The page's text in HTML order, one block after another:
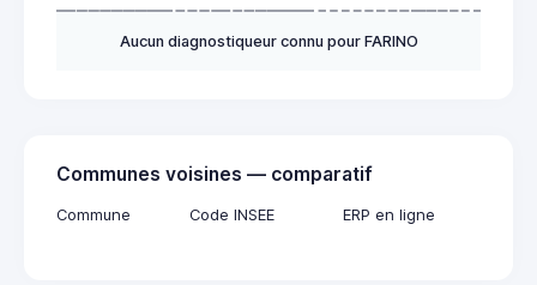
Aucun diagnostiqueur connu pour FARINO
Communes voisines — comparatif
Commune Code INSEE ERP en ligne